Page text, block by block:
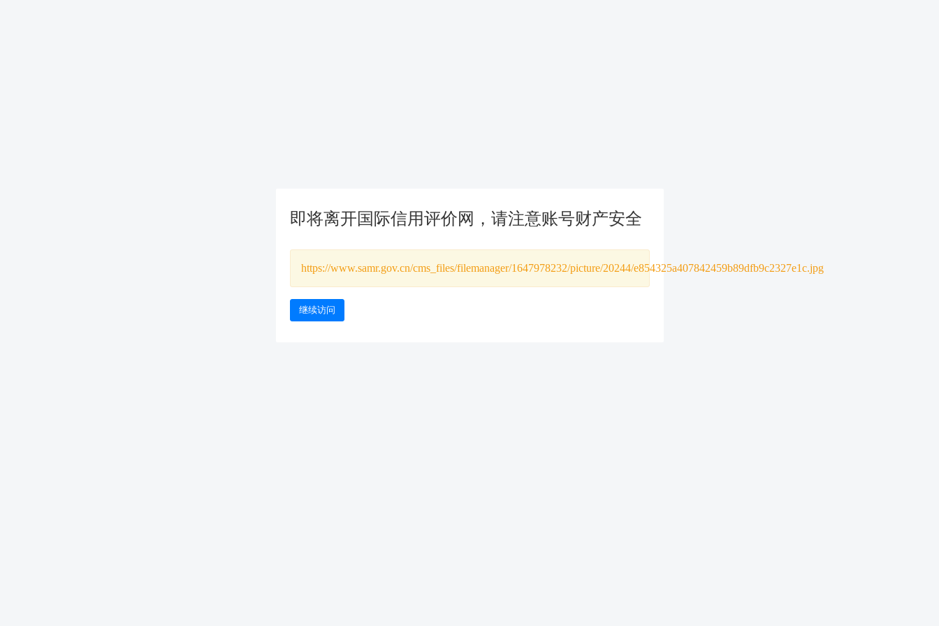
即将离开国际信用评价网，请注意账号财产安全
https://www.samr.gov.cn/cms_files/filemanager/1647978232/picture/20244/e854325a407842459b89dfb9c2327e1c.jpg
继续访问